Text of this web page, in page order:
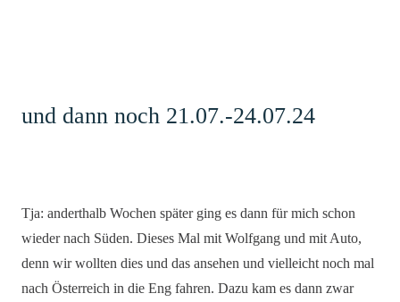
und dann noch 21.07.-24.07.24
Tja: anderthalb Wochen später ging es dann für mich schon
wieder nach Süden. Dieses Mal mit Wolfgang und mit Auto,
denn wir wollten dies und das ansehen und vielleicht noch mal
nach Österreich in die Eng fahren. Dazu kam es dann zwar